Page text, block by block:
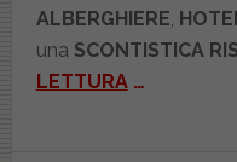
ALBERGHIERE
una SCONTISTICA
LETTURA …